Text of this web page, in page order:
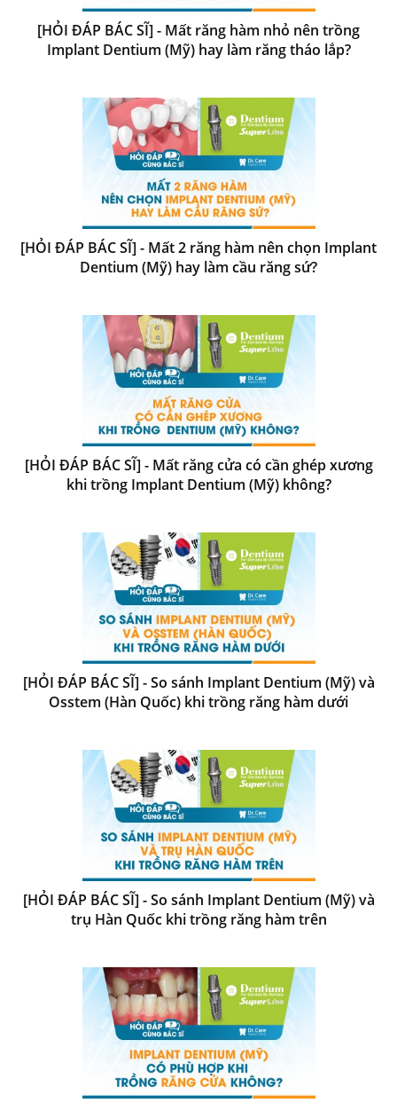
[HỎI ĐÁP BÁC SĨ] - Mất răng hàm nhỏ nên trồng
Implant Dentium (Mỹ) hay làm răng tháo lắp?
[HỎI ĐÁP BÁC SĨ] - Mất 2 răng hàm nên chọn Implant
Dentium (Mỹ) hay làm cầu răng sứ?
[HỎI ĐÁP BÁC SĨ] - Mất răng cửa có cần ghép xương
khi trồng Implant Dentium (Mỹ) không?
[HỎI ĐÁP BÁC SĨ] - So sánh Implant Dentium (Mỹ) và
Osstem (Hàn Quốc) khi trồng răng hàm dưới
[HỎI ĐÁP BÁC SĨ] - So sánh Implant Dentium (Mỹ) và
trụ Hàn Quốc khi trồng răng hàm trên